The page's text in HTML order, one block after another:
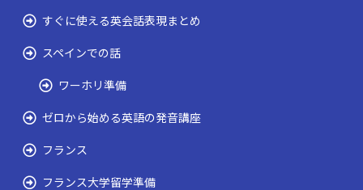
すぐに使える英会話表現まとめ
スペインでの話
ワーホリ準備
ゼロから始める英語の発音講座
フランス
フランス大学留学準備